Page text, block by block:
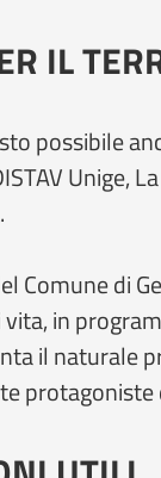
IL
possibile
Unige,
Comune di
in
il naturale